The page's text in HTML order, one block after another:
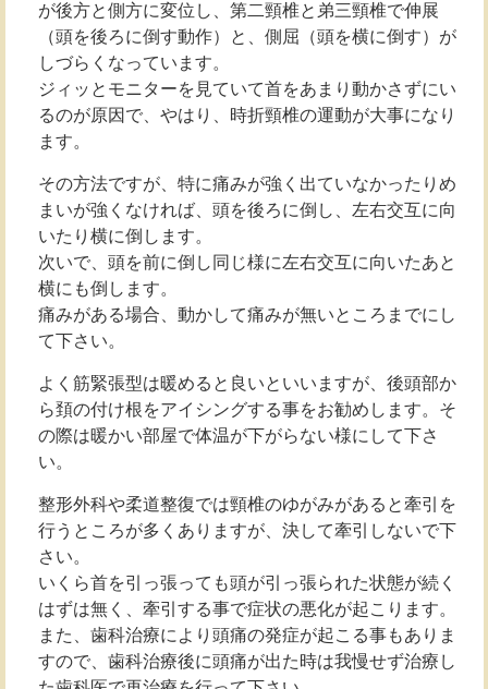
が後方と側方に変位し、第二頸椎と弟三頸椎で伸展
（頭を後ろに倒す動作）と、側屈（頭を横に倒す）が
しづらくなっています。
ジィッとモニターを見ていて首をあまり動かさずにい
るのが原因で、やはり、時折頸椎の運動が大事になり
ます。
その方法ですが、特に痛みが強く出ていなかったりめ
まいが強くなければ、頭を後ろに倒し、左右交互に向
いたり横に倒します。
次いで、頭を前に倒し同じ様に左右交互に向いたあと
横にも倒します。
痛みがある場合、動かして痛みが無いところまでにし
て下さい。
よく筋緊張型は暖めると良いといいますが、後頭部か
ら頚の付け根をアイシングする事をお勧めします。そ
の際は暖かい部屋で体温が下がらない様にして下さ
い。
整形外科や柔道整復では頸椎のゆがみがあると牽引を
行うところが多くありますが、決して牽引しないで下
さい。
いくら首を引っ張っても頭が引っ張られた状態が続く
はずは無く、牽引する事で症状の悪化が起こります。
また、歯科治療により頭痛の発症が起こる事もありま
すので、歯科治療後に頭痛が出た時は我慢せず治療し